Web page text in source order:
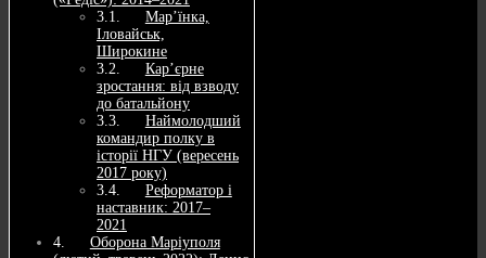
Мар’їнка,
Іловайськ,
Широкине
Кар’єрне
зростання: від взводу
до батальйону
Наймолодший
командир полку в
історії НГУ (вересень
2017 року)
Реформатор і
наставник: 2017–
2021
Оборона Маріуполя